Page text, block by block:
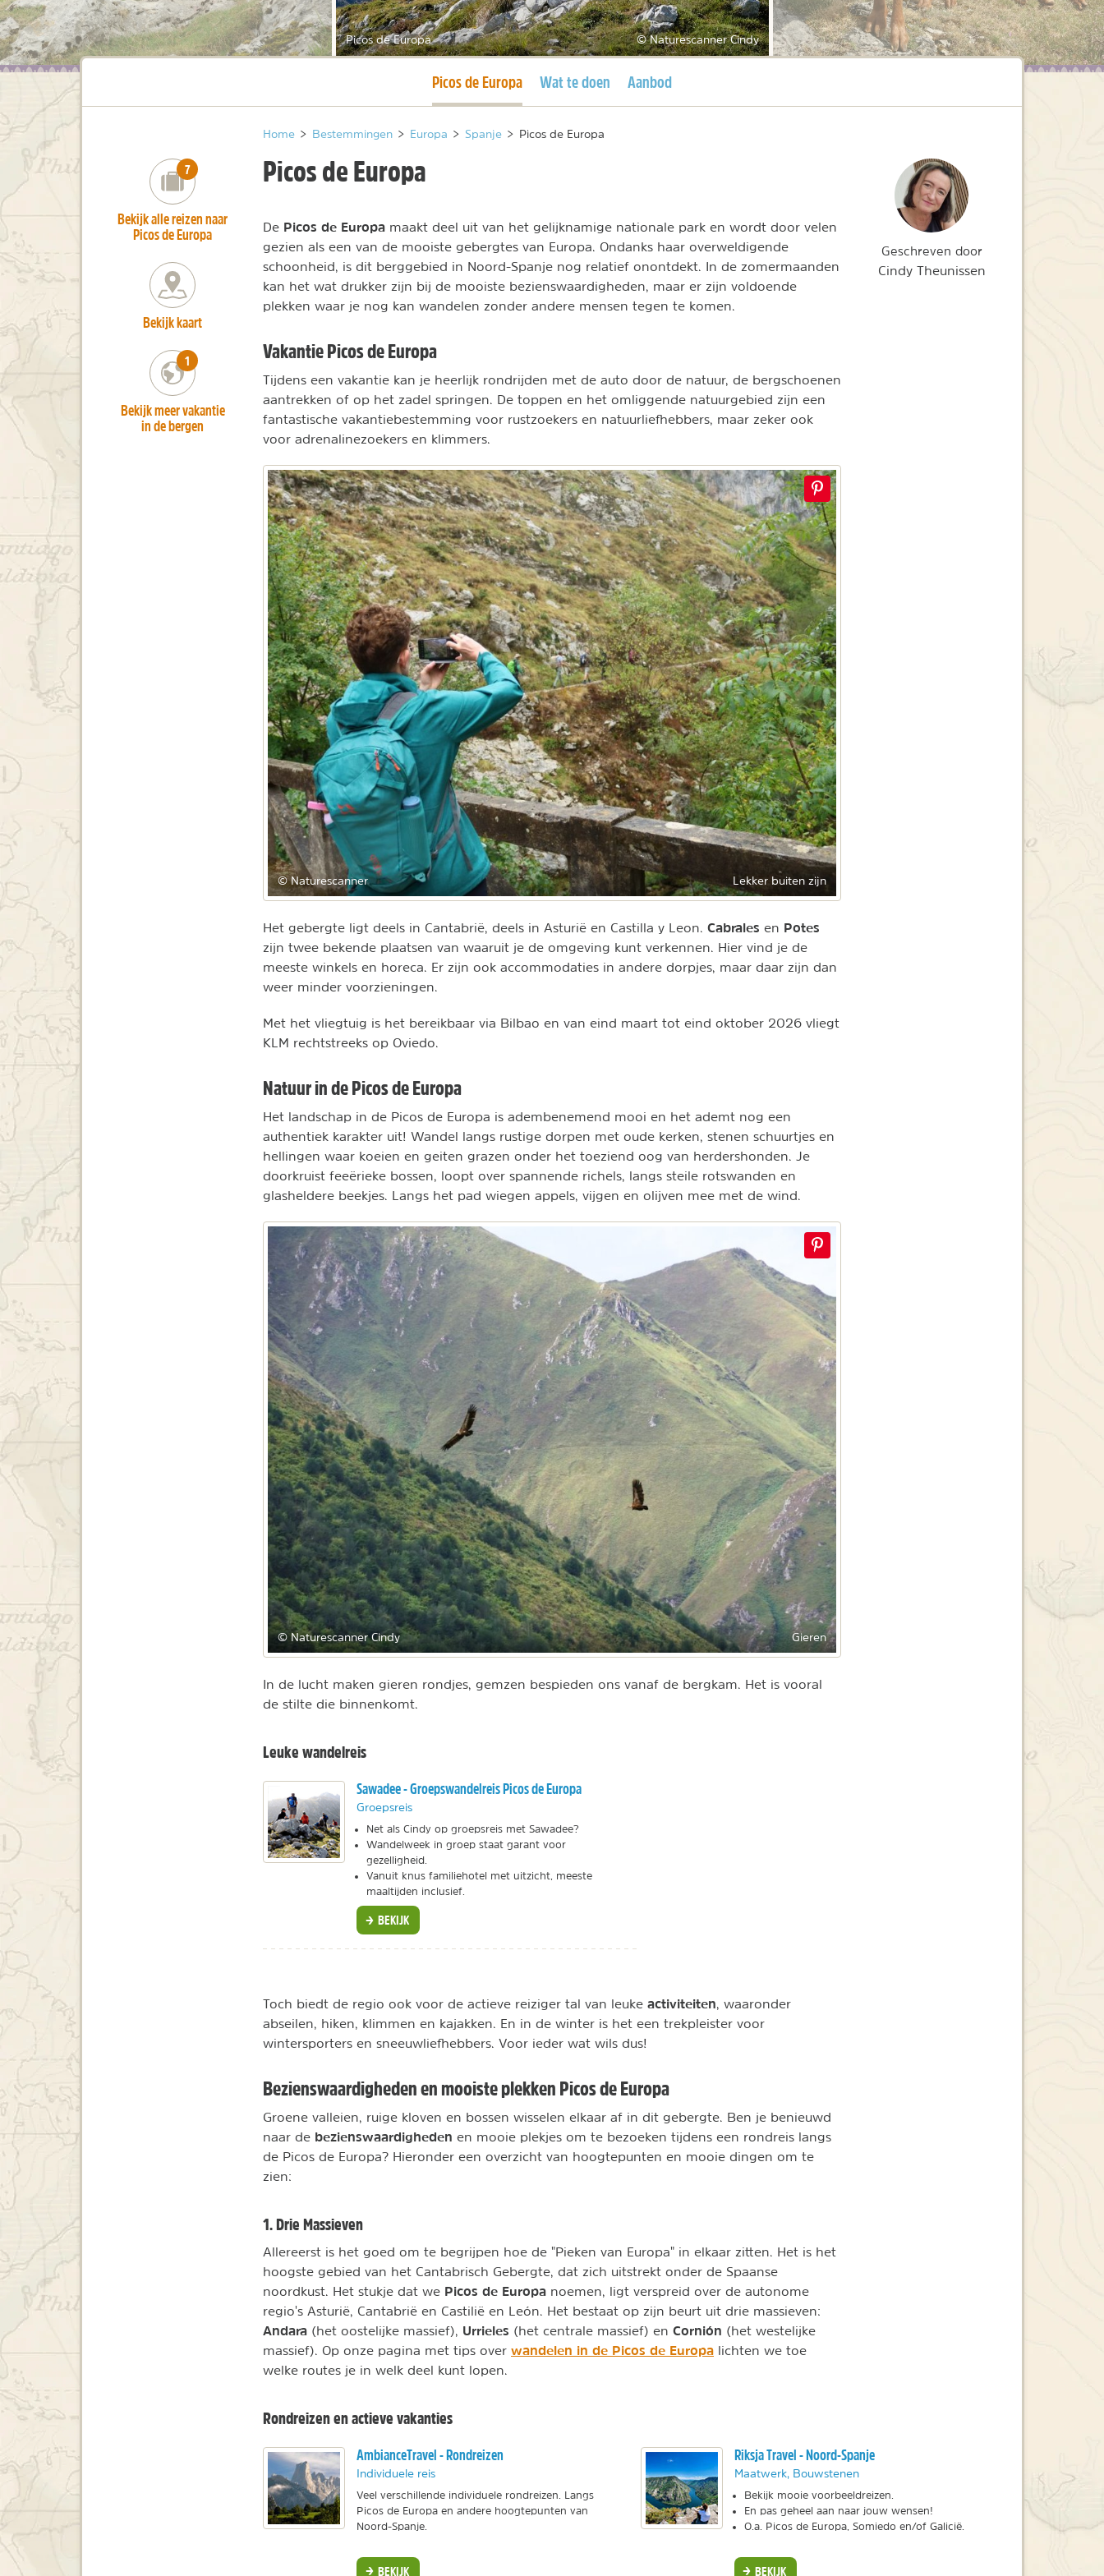
Picos de Europa © Naturescanner Cindy
Huidige pagina
Picos de Europa Wat te doen Aanbod
Home > Bestemmingen > Europa > Spanje > Picos de Europa
Picos de Europa
De Picos de Europa maakt deel uit van het gelijknamige nationale park en wordt door velen
gezien als een van de mooiste gebergtes van Europa. Ondanks haar overweldigende
schoonheid, is dit berggebied in Noord-Spanje nog relatief onontdekt. In de zomermaanden
kan het wat drukker zijn bij de mooiste bezienswaardigheden, maar er zijn voldoende
plekken waar je nog kan wandelen zonder andere mensen tegen te komen.
Vakantie Picos de Europa
Tijdens een vakantie kan je heerlijk rondrijden met de auto door de natuur, de bergschoenen
aantrekken of op het zadel springen. De toppen en het omliggende natuurgebied zijn een
fantastische vakantiebestemming voor rustzoekers en natuurliefhebbers, maar zeker ook
voor adrenalinezoekers en klimmers.
© Naturescanner Lekker buiten zijn
Het gebergte ligt deels in Cantabrië, deels in Asturië en Castilla y Leon. Cabrales en Potes
zijn twee bekende plaatsen van waaruit je de omgeving kunt verkennen. Hier vind je de
meeste winkels en horeca. Er zijn ook accommodaties in andere dorpjes, maar daar zijn dan
weer minder voorzieningen.
Met het vliegtuig is het bereikbaar via Bilbao en van eind maart tot eind oktober 2026 vliegt
KLM rechtstreeks op Oviedo.
Natuur in de Picos de Europa
Het landschap in de Picos de Europa is adembenemend mooi en het ademt nog een
authentiek karakter uit! Wandel langs rustige dorpen met oude kerken, stenen schuurtjes en
hellingen waar koeien en geiten grazen onder het toeziend oog van herdershonden. Je
doorkruist feeërieke bossen, loopt over spannende richels, langs steile rotswanden en
glasheldere beekjes. Langs het pad wiegen appels, vijgen en olijven mee met de wind.
© Naturescanner Cindy Gieren
In de lucht maken gieren rondjes, gemzen bespieden ons vanaf de bergkam. Het is vooral
de stilte die binnenkomt.
Leuke wandelreis
Sawadee - Groepswandelreis Picos de Europa
Groepsreis
Net als Cindy op groepsreis met Sawadee?
Wandelweek in groep staat garant voor
gezelligheid.
Vanuit knus familiehotel met uitzicht, meeste
maaltijden inclusief.
BEKIJK
Toch biedt de regio ook voor de actieve reiziger tal van leuke activiteiten , waaronder
abseilen, hiken, klimmen en kajakken. En in de winter is het een trekpleister voor
wintersporters en sneeuwliefhebbers. Voor ieder wat wils dus!
Bezienswaardigheden en mooiste plekken Picos de Europa
Groene valleien, ruige kloven en bossen wisselen elkaar af in dit gebergte. Ben je benieuwd
naar de bezienswaardigheden en mooie plekjes om te bezoeken tijdens een rondreis langs
de Picos de Europa? Hieronder een overzicht van hoogtepunten en mooie dingen om te
zien:
1. Drie Massieven
Allereerst is het goed om te begrijpen hoe de "Pieken van Europa" in elkaar zitten. Het is het
hoogste gebied van het Cantabrisch Gebergte, dat zich uitstrekt onder de Spaanse
noordkust. Het stukje dat we Picos de Europa noemen, ligt verspreid over de autonome
regio's Asturië, Cantabrië en Castilië en León. Het bestaat op zijn beurt uit drie massieven:
Andara (het oostelijke massief), Urrieles (het centrale massief) en Cornión (het westelijke
massief). Op onze pagina met tips over wandelen in de Picos de Europa lichten we toe
welke routes je in welk deel kunt lopen.
Rondreizen en actieve vakanties
AmbianceTravel - Rondreizen
Individuele reis
Veel verschillende individuele rondreizen. Langs
Picos de Europa en andere hoogtepunten van
Noord-Spanje.
BEKIJK
Riksja Travel - Noord-Spanje
Maatwerk, Bouwstenen
Bekijk mooie voorbeeldreizen.
En pas geheel aan naar jouw wensen!
O.a. Picos de Europa, Somiedo en/of Galicië.
BEKIJK
number_of_trips:
7
Bekijk alle reizen naar
Picos de Europa
Bekijk kaart
number_of_trips:
1
Bekijk meer vakantie
in de bergen
Geschreven door
Cindy Theunissen